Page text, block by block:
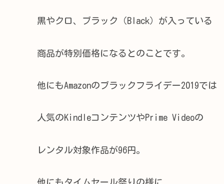
黒やクロ、ブラック（Black）が入っている
商品が特別価格になるとのことです。
他にもAmazonのブラックフライデー2019では
人気のKindleコンテンツやPrime Videoの
レンタル対象作品が96円。
他にもタイムセール祭りの様に